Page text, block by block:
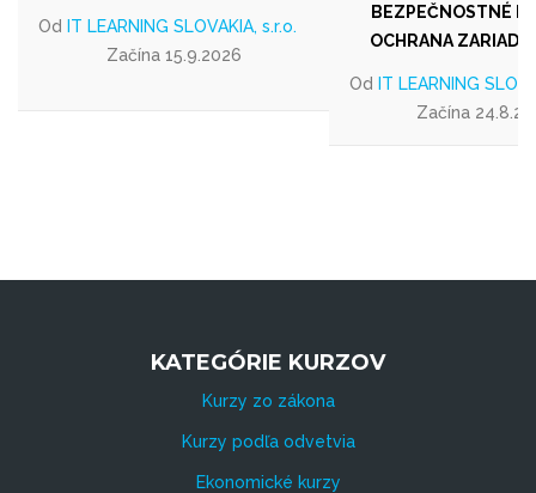
Od IT LEARNING SLOVAKIA, s.r.o.
Začína 15.9.2026
BEZPEČNOSTNÉ
OCHRANA
Od IT LEARNING
Začína
KATEGÓRIE KURZOV
Kurzy zo zákona
Kurzy podľa odvetvia
Ekonomické kurzy